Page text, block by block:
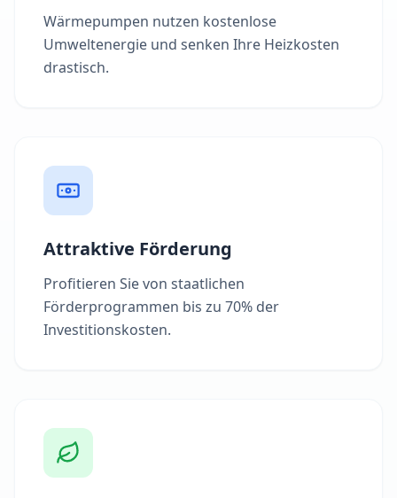
Wärmepumpen nutzen kostenlose
Umweltenergie und senken Ihre Heizkosten
drastisch.
Attraktive Förderung
Profitieren Sie von staatlichen
Förderprogrammen bis zu 70% der
Investitionskosten.